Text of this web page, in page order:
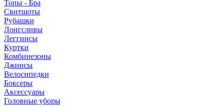
Топы - Бра
Свитшоты
Рубашки
Лонгсливы
Леггинсы
Куртки
Комбинезоны
Джинсы
Велосипедки
Боксеры
Аксессуары
Головные уборы